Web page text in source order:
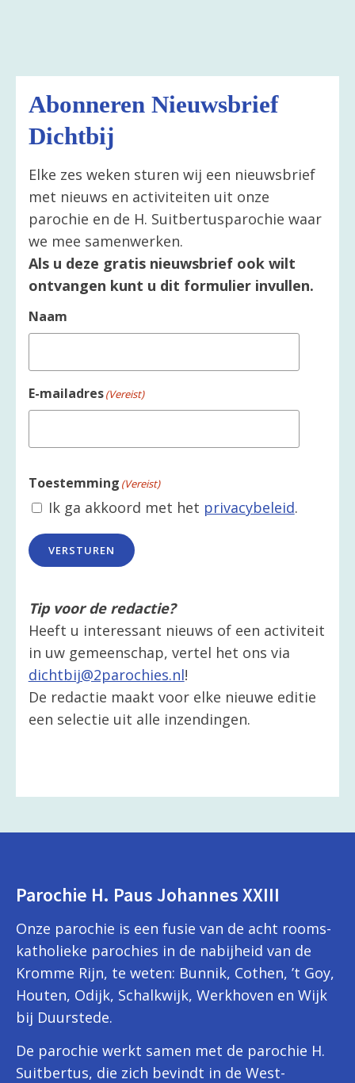
Abonneren Nieuwsbrief
Dichtbij
Elke zes weken sturen wij een nieuwsbrief
met nieuws en activiteiten uit onze
parochie en de H. Suitbertusparochie waar
we mee samenwerken.
Als u deze gratis nieuwsbrief ook wilt
ontvangen kunt u dit formulier invullen.
Naam
E-mailadres(Vereist)
Toestemming (Vereist)
Ik ga akkoord met het privacybeleid.
VERSTUREN
Tip voor de redactie?
Heeft u interessant nieuws of een activiteit
in uw gemeenschap, vertel het ons via
dichtbij@2parochies.nl!
De redactie maakt voor elke nieuwe editie
een selectie uit alle inzendingen.
Parochie H. Paus Johannes XXIII
Onze parochie is een fusie van de acht rooms-
katholieke parochies in de nabijheid van de
Kromme Rijn, te weten: Bunnik, Cothen, ’t Goy,
Houten, Odijk, Schalkwijk, Werkhoven en Wijk
bij Duurstede.
De parochie werkt samen met de parochie H.
Suitbertus, die zich bevindt in de West-